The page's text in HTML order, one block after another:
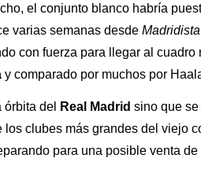
el conjunto blanco habría
varias semanas desde
con fuerza para llegar al cuadro
y comparado por muchos por
del Real Madrid sino que
clubes más grandes del viejo
para una posible venta